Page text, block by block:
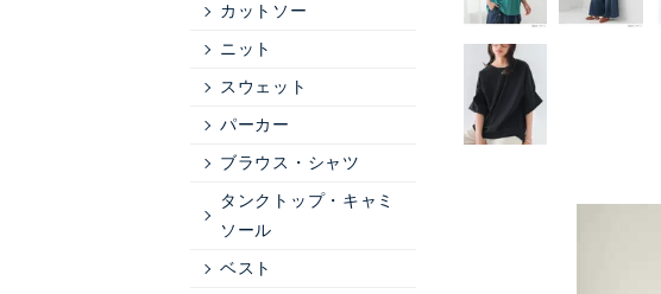
カットソー
ニット
スウェット
パーカー
ブラウス・シャツ
タンクトップ・キャミ
ソール
ベスト